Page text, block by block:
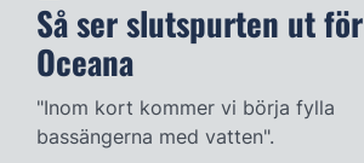
Så ser slutspurten ut för
Oceana
"Inom kort kommer vi börja fylla
bassängerna med vatten".